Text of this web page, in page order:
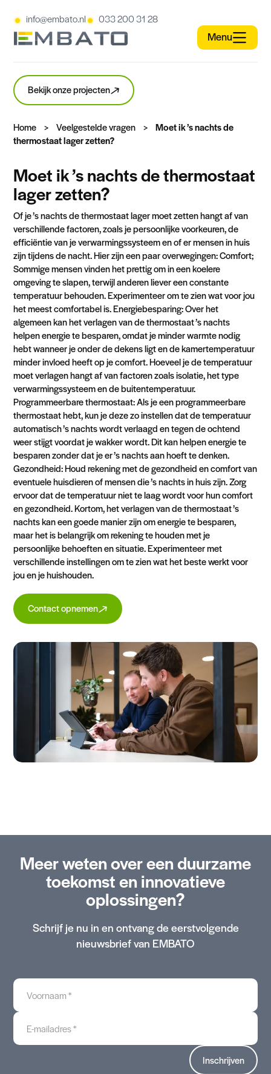
info@embato.nl 033 200 31 28
Bekijk onze projecten
Home > Veelgestelde vragen >
Moet ik ’s nachts de
thermostaat lager zetten?
Moet ik ’s nachts de thermostaat
lager zetten?
Of je ’s nachts de thermostaat lager moet zetten hangt af van
verschillende factoren, zoals je persoonlijke voorkeuren, de
efficiëntie van je verwarmingssysteem en of er mensen in huis
zijn tijdens de nacht. Hier zijn een paar overwegingen: Comfort;
Sommige mensen vinden het prettig om in een koelere
omgeving te slapen, terwijl anderen liever een constante
temperatuur behouden. Experimenteer om te zien wat voor jou
het meest comfortabel is. Energiebesparing: Over het
algemeen kan het verlagen van de thermostaat ’s nachts
helpen energie te besparen, omdat je minder warmte nodig
hebt wanneer je onder de dekens ligt en de kamertemperatuur
minder invloed heeft op je comfort. Hoeveel je de temperatuur
moet verlagen hangt af van factoren zoals isolatie, het type
verwarmingssysteem en de buitentemperatuur.
Programmeerbare thermostaat: Als je een programmeerbare
thermostaat hebt, kun je deze zo instellen dat de temperatuur
automatisch ’s nachts wordt verlaagd en tegen de ochtend
weer stijgt voordat je wakker wordt. Dit kan helpen energie te
besparen zonder dat je er ’s nachts aan hoeft te denken.
Gezondheid: Houd rekening met de gezondheid en comfort van
eventuele huisdieren of mensen die ’s nachts in huis zijn. Zorg
ervoor dat de temperatuur niet te laag wordt voor hun comfort
en gezondheid. Kortom, het verlagen van de thermostaat ’s
nachts kan een goede manier zijn om energie te besparen,
maar het is belangrijk om rekening te houden met je
persoonlijke behoeften en situatie. Experimenteer met
verschillende instellingen om te zien wat het beste werkt voor
jou en je huishouden.
Contact opnemen
Meer weten over een duurzame
toekomst en innovatieve
oplossingen?
Schrijf je nu in en ontvang de eerstvolgende
nieuwsbrief van EMBATO
Voornaam
E-
mailadres